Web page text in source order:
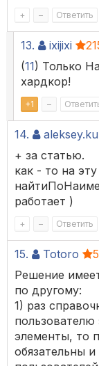
+ – Ответить
13. ixijixi
(11) Только
хардкор!
+1 –
14.
+ за статью.
как - то на
работает )
+ – Ответить
15. Totoro
Решение
по другому:
1) раз
пользователю
элементы, то
обязательны и